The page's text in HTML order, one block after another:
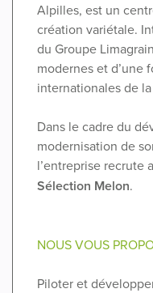
Alpilles, est un
création variétale.
du Groupe
modernes et d’une
internationales de
Dans le cadre du
modernisation de
l’entreprise recrute
Sélection Melon.
NOUS VOUS
Piloter et